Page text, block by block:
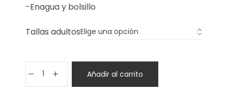
-Enagua y bolsillo
Tallas adultos
Añadir al carrito